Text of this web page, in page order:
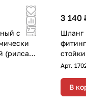
с
(рилсан),
3 140
Шланг
Арт.
В